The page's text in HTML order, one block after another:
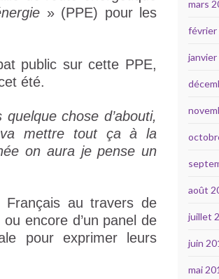
» (PPE) pour les
public sur cette PPE,
été.
chose d’abouti,
mettre tout ça à la
on aura je pense un
au travers de
encore d’un panel de
pour exprimer leurs
mars
février
août
juillet
juin
mai